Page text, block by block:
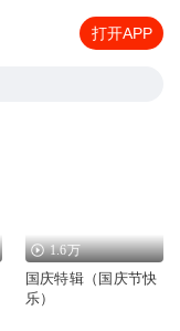
打开APP
1.6万
国庆特辑（国庆节快
乐）